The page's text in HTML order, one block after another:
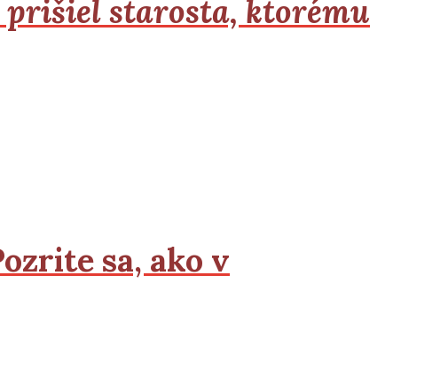
prišiel starosta, ktorému
sa, ako v